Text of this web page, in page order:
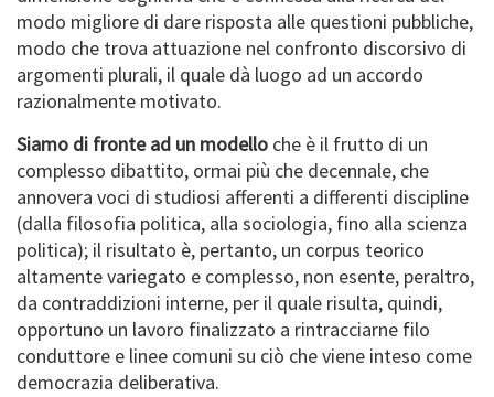
modo migliore di dare risposta alle questioni pubbliche,
modo che trova attuazione nel confronto discorsivo di
argomenti plurali, il quale dà luogo ad un accordo
razionalmente motivato.
Siamo di fronte ad un modello che è il frutto di un
complesso dibattito, ormai più che decennale, che
annovera voci di studiosi afferenti a differenti discipline
(dalla filosofia politica, alla sociologia, fino alla scienza
politica); il risultato è, pertanto, un corpus teorico
altamente variegato e complesso, non esente, peraltro,
da contraddizioni interne, per il quale risulta, quindi,
opportuno un lavoro finalizzato a rintracciarne filo
conduttore e linee comuni su ciò che viene inteso come
democrazia deliberativa.